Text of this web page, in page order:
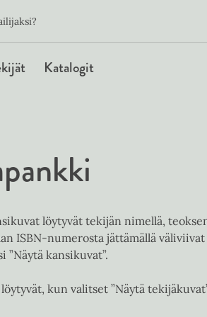
Katalogit
löytyvät tekijän nimellä,
ISBN-numerosta jättämällä väliviivat
”Näytä kansikuvat”.
kun valitset ”Näytä